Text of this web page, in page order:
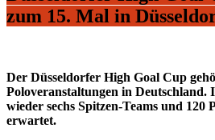
zum 15. Mal in
Der Düsseldorfer High Goal Cup
Poloveranstaltungen in Deutschland.
wieder sechs Spitzen-Teams und 120
erwartet.